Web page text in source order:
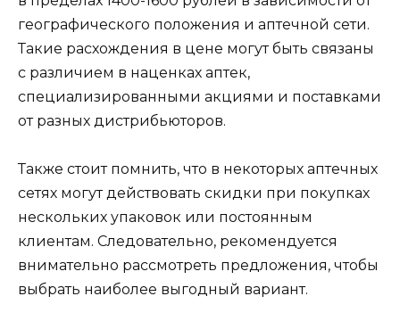
географического положения и аптечной сети.
Такие расхождения в цене могут быть связаны
с различием в наценках аптек,
специализированными акциями и поставками
от разных дистрибьюторов.
Также стоит помнить, что в некоторых аптечных
сетях могут действовать скидки при покупках
нескольких упаковок или постоянным
клиентам. Следовательно, рекомендуется
внимательно рассмотреть предложения, чтобы
выбрать наиболее выгодный вариант.